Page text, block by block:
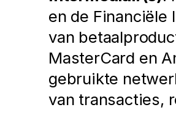
en de Financiële
van
MasterCard en
gebruikte
van transacties,